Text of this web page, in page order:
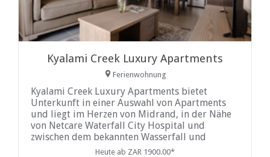
Kyalami Creek Luxury Apartments
Ferienwohnung
Kyalami Creek Luxury Apartments bietet
Unterkunft in einer Auswahl von Apartments
und liegt im Herzen von Midrand, in der Nähe
von Netcare Waterfall City Hospital und
zwischen dem bekannten Wasserfall und
Kyalami Estates entfernt. Zu den
Heute ab ZAR 1900.00*